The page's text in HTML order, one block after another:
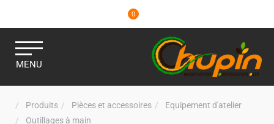
0
MENU
Produits Pièces et accessoires
Equipement d'atelier
Outillages à main